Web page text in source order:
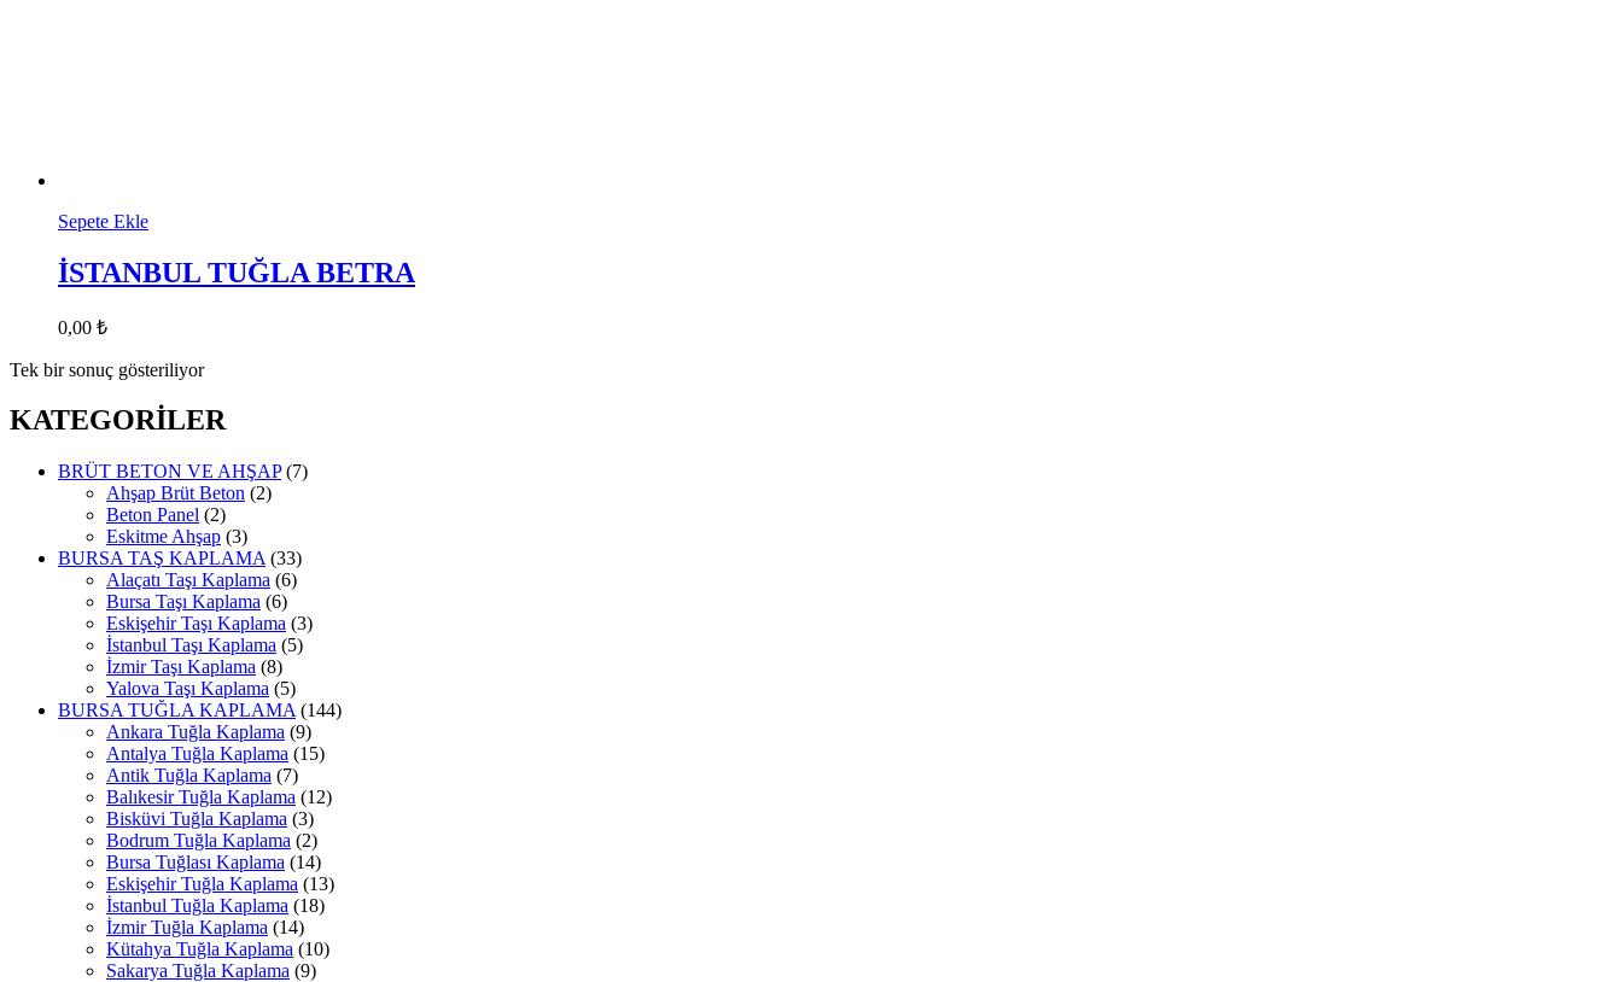
Sepete Ekle
İSTANBUL TUĞLA BETRA
0,00 ₺
Tek bir sonuç gösteriliyor
KATEGORİLER
BRÜT BETON VE AHŞAP (7)
Ahşap Brüt Beton (2)
Beton Panel (2)
Eskitme Ahşap (3)
BURSA TAŞ KAPLAMA (33)
Alaçatı Taşı Kaplama (6)
Bursa Taşı Kaplama (6)
Eskişehir Taşı Kaplama (3)
İstanbul Taşı Kaplama (5)
İzmir Taşı Kaplama (8)
Yalova Taşı Kaplama (5)
BURSA TUĞLA KAPLAMA (144)
Ankara Tuğla Kaplama (9)
Antalya Tuğla Kaplama (15)
Antik Tuğla Kaplama (7)
Balıkesir Tuğla Kaplama (12)
Bisküvi Tuğla Kaplama (3)
Bodrum Tuğla Kaplama (2)
Bursa Tuğlası Kaplama (14)
Eskişehir Tuğla Kaplama (13)
İstanbul Tuğla Kaplama (18)
İzmir Tuğla Kaplama (14)
Kütahya Tuğla Kaplama (10)
Sakarya Tuğla Kaplama (9)